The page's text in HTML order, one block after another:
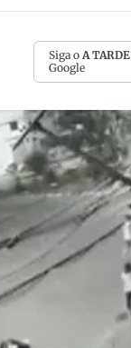
Siga o A TARDE
Google